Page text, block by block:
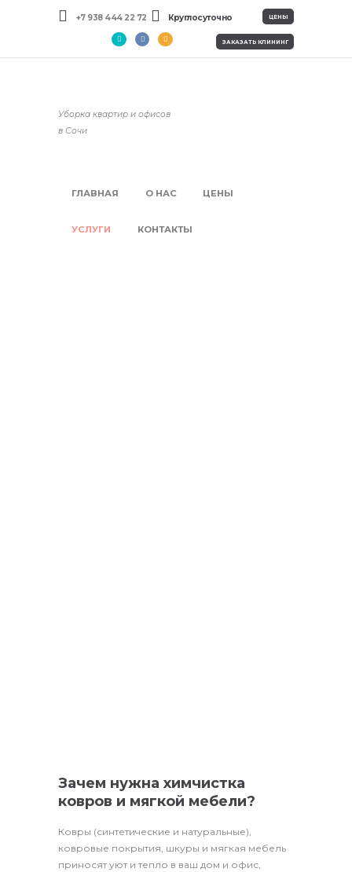
+7 938 444 22 72 Круглосуточно ЦЕНЫ
ЗАКАЗАТЬ КЛИНИНГ
Уборка квартир и офисов
в Сочи
ГЛАВНАЯ О НАС ЦЕНЫ
УСЛУГИ КОНТАКТЫ
Зачем нужна химчистка
ковров и мягкой мебели?
Ковры (синтетические и натуральные),
ковровые покрытия, шкуры и мягкая мебель
приносят уют и тепло в ваш дом и офис,